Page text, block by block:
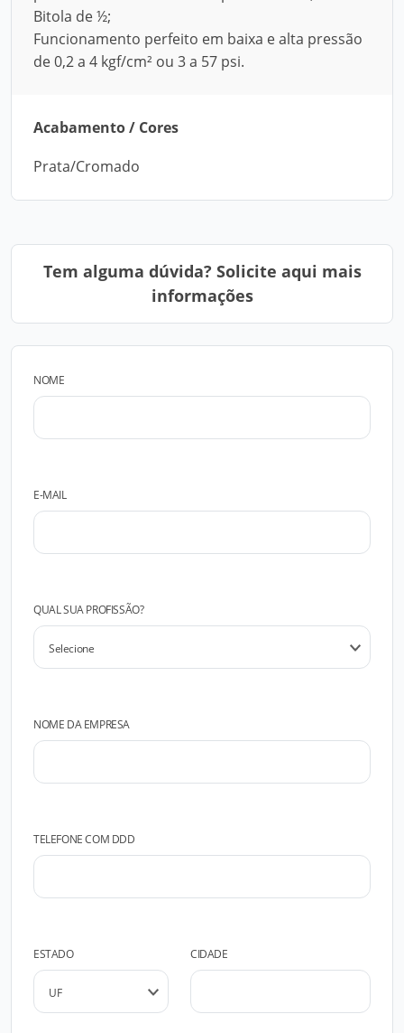
Bitola de ½;
Funcionamento perfeito em baixa e alta pressão
de 0,2 a 4 kgf/cm² ou 3 a 57 psi.
Acabamento / Cores
Prata/Cromado
Tem alguma dúvida? Solicite aqui mais
informações
NOME
E-MAIL
QUAL SUA PROFISSÃO?
NOME DA EMPRESA
TELEFONE COM DDD
ESTADO CIDADE